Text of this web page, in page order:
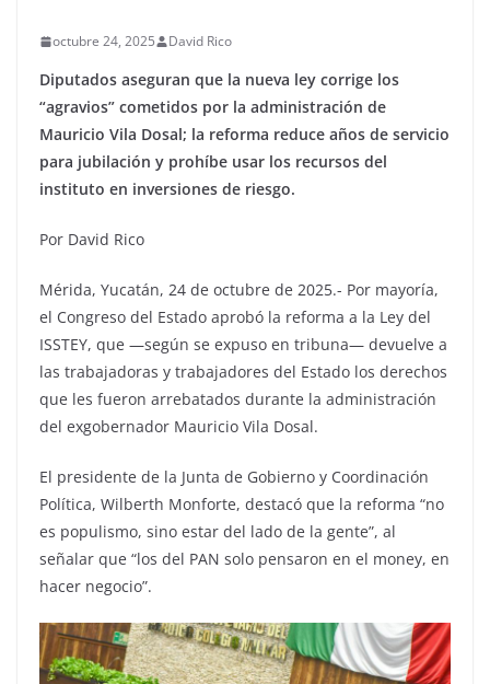
octubre 24, 2025 David Rico
Diputados aseguran que la nueva ley corrige los
“agravios” cometidos por la administración de
Mauricio Vila Dosal; la reforma reduce años de servicio
para jubilación y prohíbe usar los recursos del
instituto en inversiones de riesgo.
Por David Rico
Mérida, Yucatán, 24 de octubre de 2025.- Por mayoría,
el Congreso del Estado aprobó la reforma a la Ley del
ISSTEY, que —según se expuso en tribuna— devuelve a
las trabajadoras y trabajadores del Estado los derechos
que les fueron arrebatados durante la administración
del exgobernador Mauricio Vila Dosal.
El presidente de la Junta de Gobierno y Coordinación
Política, Wilberth Monforte, destacó que la reforma “no
es populismo, sino estar del lado de la gente”, al
señalar que “los del PAN solo pensaron en el money, en
hacer negocio”.